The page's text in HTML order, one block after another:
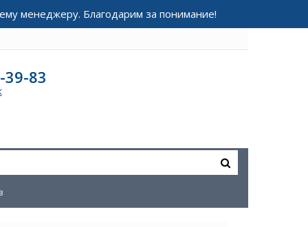
менеджеру. Благодарим за понимание!
83